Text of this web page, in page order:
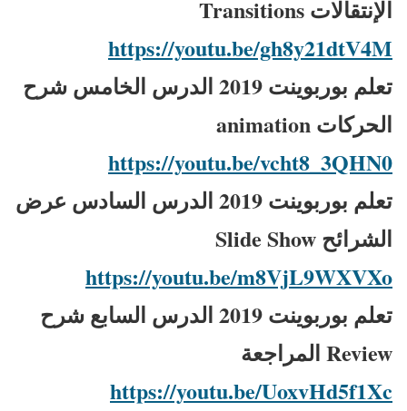
الإنتقالات Transitions
https://youtu.be/gh8y21dtV4M
تعلم بوربوينت 2019 الدرس الخامس شرح
الحركات animation
https://youtu.be/vcht8_3QHN0
تعلم بوربوينت 2019 الدرس السادس عرض
الشرائح Slide Show
https://youtu.be/m8VjL9WXVXo
تعلم بوربوينت 2019 الدرس السابع شرح
Review المراجعة
https://youtu.be/UoxvHd5f1Xc